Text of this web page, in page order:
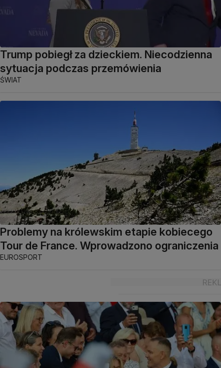
Trump pobiegł za dzieckiem. Niecodzienna
sytuacja podczas przemówienia
ŚWIAT
Problemy na królewskim etapie kobiecego
Tour de France. Wprowadzono ograniczenia
EUROSPORT